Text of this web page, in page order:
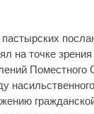
на точке зрения
Поместного